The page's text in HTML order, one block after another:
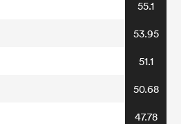
55.1
53.95
51.1
50.68
47.78